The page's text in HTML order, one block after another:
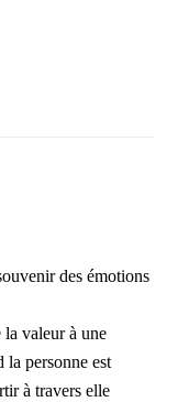
des émotions
valeur à une
la personne est
à travers elle